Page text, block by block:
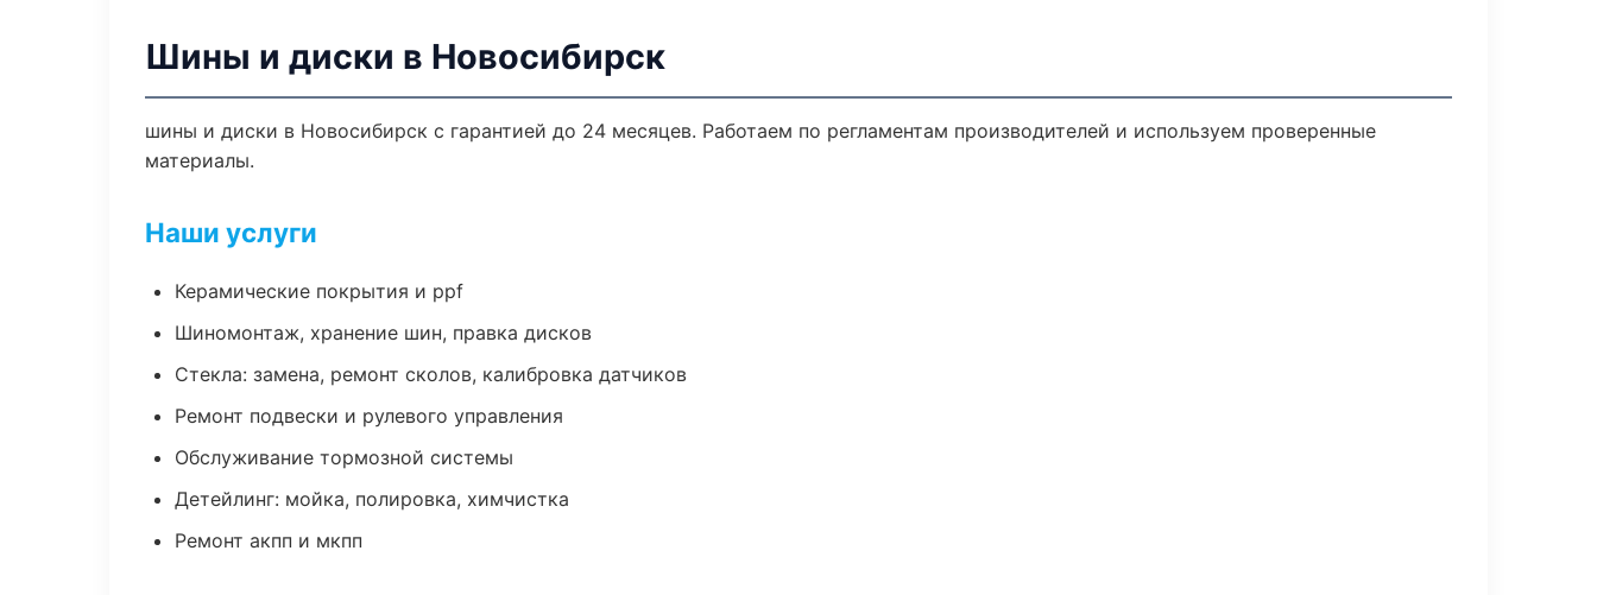
Шины и диски в Новосибирск
шины и диски в Новосибирск с гарантией до 24 месяцев. Работаем по регламентам производителей и используем проверенные
материалы.
Наши услуги
Керамические покрытия и ppf
Шиномонтаж, хранение шин, правка дисков
Стекла: замена, ремонт сколов, калибровка датчиков
Ремонт подвески и рулевого управления
Обслуживание тормозной системы
Детейлинг: мойка, полировка, химчистка
Ремонт акпп и мкпп